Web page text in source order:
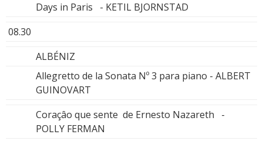
Days in Paris - KETIL BJORNSTAD
08.30
ALBÉNIZ
Allegretto de la Sonata Nº 3 para piano - ALBERT
GUINOVART
Coraçâo que sente de Ernesto Nazareth -
POLLY FERMAN